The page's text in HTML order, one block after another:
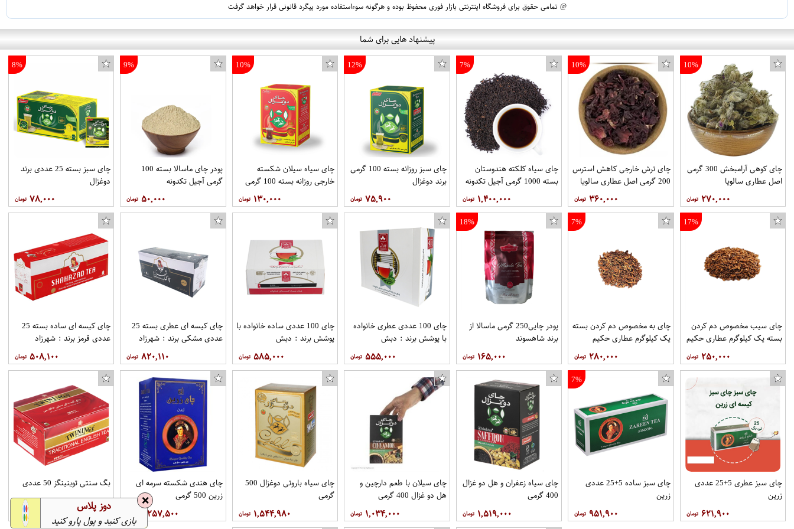
@ تمامی حقوق برای فروشگاه اینترنتی بازار فوری محفوظ بوده و هرگونه سوءاستفاده مورد پیگرد قانونی قرار خواهد گرفت
پیشنهاد هایی برای شما
10%
چای کوهی آرامبخش 300 گرمی
اصل عطاری سالویا
۲۷۰,۰۰۰
10%
چای ترش خارجی کاهش استرس
200 گرمی اصل عطاری سالویا
۳۶۰,۰۰۰
7%
چای سیاه کلکته هندوستان
بسته 1000 گرمی آجیل تکدونه
۱,۴۰۰,۰۰۰
12%
چای سبز روزانه بسته 100 گرمی
برند دوغزال
۷۵,۹۰۰
10%
چای سیاه سیلان شکسته
خارجی روزانه بسته 100 گرمی
۱۳۰,۰۰۰
9%
پودر چای ماسالا بسته 100
گرمی آجیل تکدونه
۵۰,۰۰۰
8%
چای سبز بسته 25 عددی برند
دوغزال
۷۸,۰۰۰
17%
چای سیب مخصوص دم کردن
بسته یک کیلوگرم عطاری حکیم
۲۵۰,۰۰۰
7%
چای به مخصوص دم کردن بسته
یک کیلوگرم عطاری حکیم
۲۸۰,۰۰۰
18%
پودر چایی250 گرمی ماسالا از
برند شاهسوند
۱۶۵,۰۰۰
چای 100 عددی عطری خانواده
با پوشش برند : دبش
۵۵۵,۰۰۰
چای 100 عددی ساده خانواده با
پوشش برند : دبش
۵۸۵,۰۰۰
چای کیسه ای عطری بسته 25
عددی مشکی برند : شهرزاد
۸۲۰,۱۱۰
چای کیسه ای ساده بسته 25
عددی قرمز برند : شهرزاد
۵۰۸,۱۰۰
چای سبز عطری 5+25 عددی
زرین
۶۲۱,۹۰۰
7%
چای سبز ساده 5+25 عددی
زرین
۹۵۱,۹۰۰
چای سیاه زعفران و هل دو غزال
400 گرمی
۱,۵۱۹,۰۰۰
چای سیلان با طعم دارچین و
هل دو غزال 400 گرمی
۱,۰۳۴,۰۰۰
چای سیاه باروتی دوغزال 500
گرمی
۱,۵۴۴,۹۸۰
چای هندی شکسته سرمه ای
زرین 500 گرمی
۱,۲۵۷,۵۰۰
بگ سنتی توینینگز 50 عددی
❌ دوز پلاس
بازی کنید و پول پارو کنید